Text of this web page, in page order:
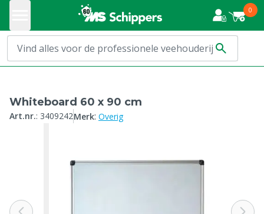
0
Whiteboard 60 x 90 cm
Art.nr.: 3409242Merk: Overig